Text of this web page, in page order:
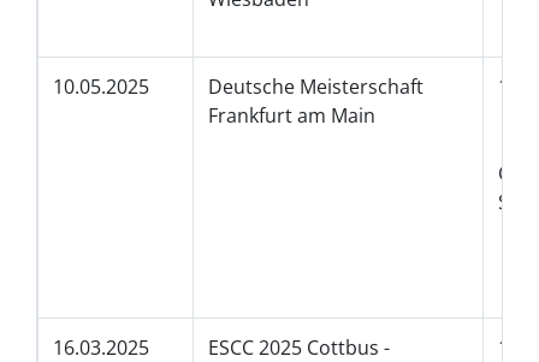
10.05.2025
Deutsche Meisterschaft
Frankfurt am Main
16.03.2025
ESCC 2025 Cottbus -